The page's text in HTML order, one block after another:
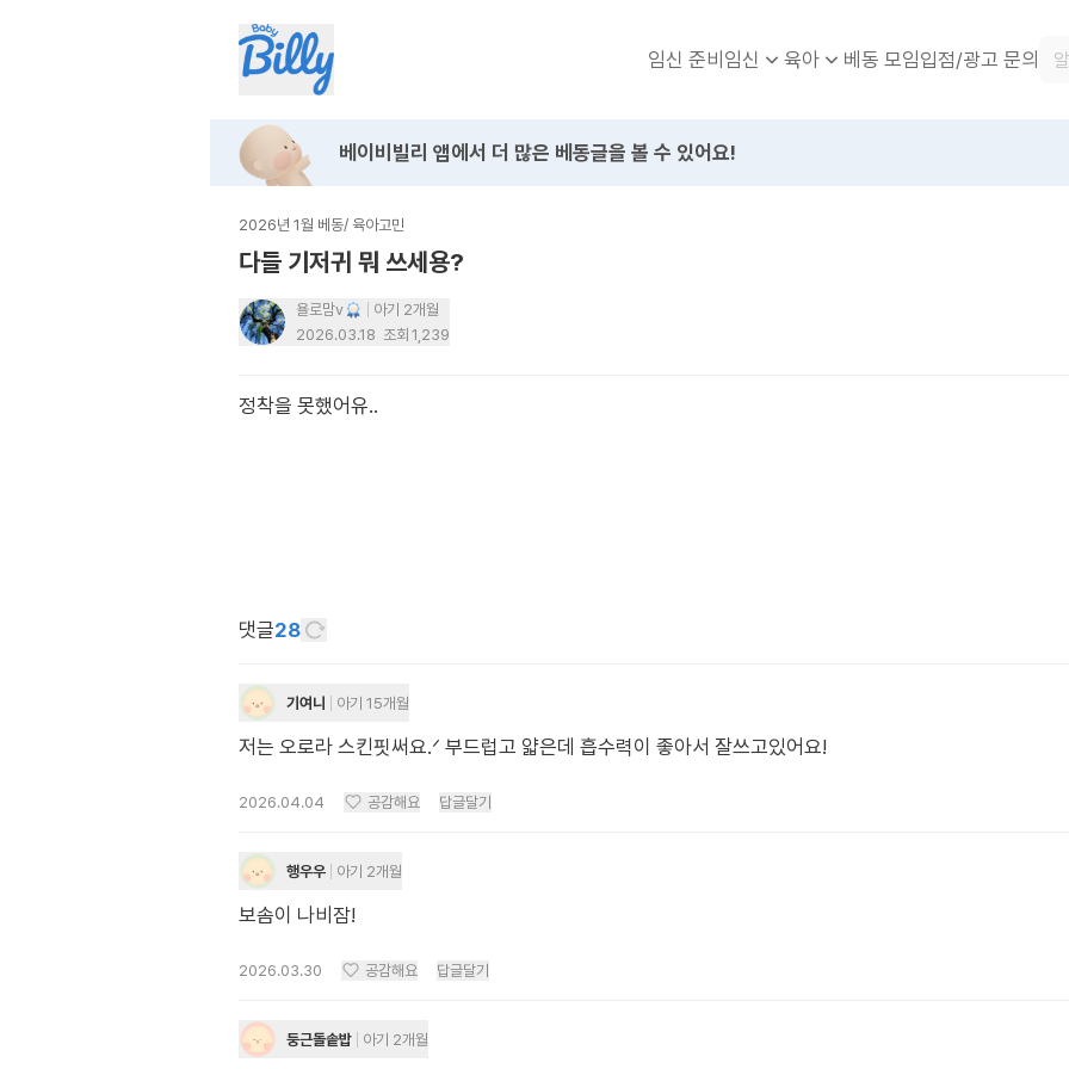
임신 준비임신 육아 베동 모임입점/광고 문의
베이비빌리 앱에서 더 많은 베동글을 볼 수 있어요!
2026년 1월 베동/ 육아고민
다들 기저귀 뭐 쓰세용?
욜로맘v
아기 2개월
2026.03.18 조회 1,239
정착을 못했어유..
댓글28
기여니 아기 15개월
저는 오로라 스킨핏써요.ᐟ 부드럽고 얇은데 흡수력이 좋아서 잘쓰고있어요!
2026.04.04 공감해요 답글달기
행우우 아기 2개월
보솜이 나비잠!
2026.03.30 공감해요 답글달기
둥근돌솥밥 아기 2개월